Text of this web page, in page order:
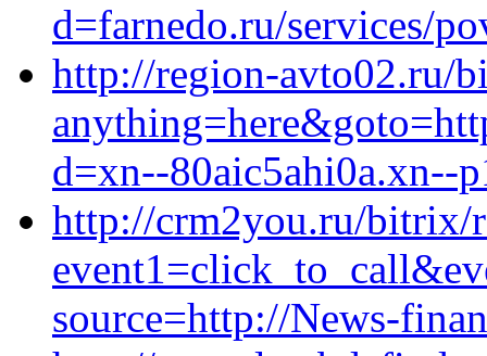
d=farnedo.ru/services/
http://region-avto02.ru/
d=xn--80aic5ahi0a.xn--
http://crm2you.ru/bitrix/
source=http://News-